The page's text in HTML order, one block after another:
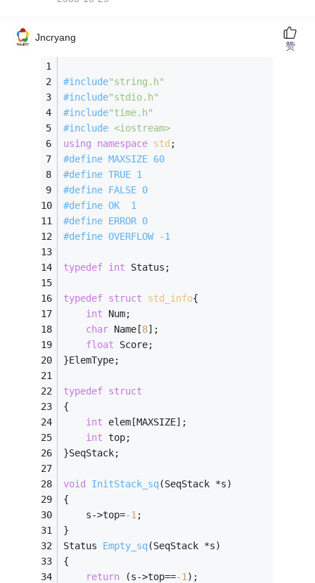
Jncryang
#include"string.h"
#include"stdio.h"
#include"time.h"
#include <iostream>
using
namespace std ;
#define MAXSIZE 60
#define TRUE 1
#define FALSE 0
#define OK  1
#define ERROR 0
#define OVERFLOW -1
typedef int Status;
typedef struct std_info{
int Num;
char Name[8];
float Score;
}ElemType;
typedef struct
{
int elem[MAXSIZE];
int top;
}SeqStack;
void InitStack_sq(SeqStack *s)
{
	s->top=
-1 ;
}
Status Empty_sq(SeqStack *s)
{
return (s->top==-1 );
赞